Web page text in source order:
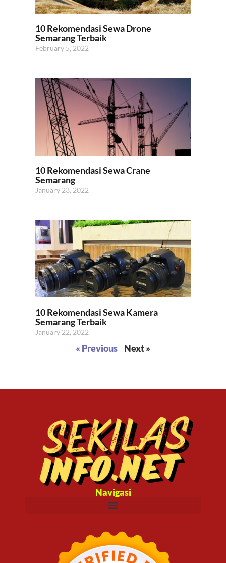
10 Rekomendasi Sewa Drone
Semarang Terbaik
February 5, 2022
10 Rekomendasi Sewa Crane
Semarang
January 23, 2022
10 Rekomendasi Sewa Kamera
Semarang Terbaik
January 22, 2022
« Previous Next »
Navigasi